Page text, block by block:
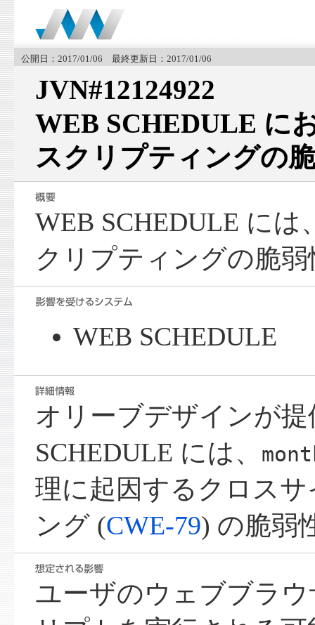
公開日：2017/01/06 最終更新日：2017/01/06
JVN#12124922
WEB SCHEDULE に
スクリプティングの
WEB SCHEDULE に
クリプティングの脆
WEB SCHEDULE
オリーブデザインが提
SCHEDULE には、
理に起因するクロス
ング (CWE-79) の脆弱
ユーザのウェブブラ